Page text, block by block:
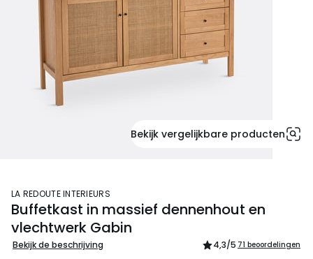
Bekijk vergelijkbare producten
LA REDOUTE INTERIEURS
Buffetkast in massief dennenhout en
vlechtwerk Gabin
Bekijk de beschrijving 4,3/5 71 beoordelingen